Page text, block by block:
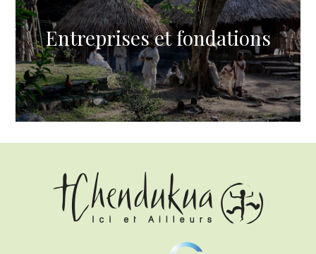
Entreprises et fondations